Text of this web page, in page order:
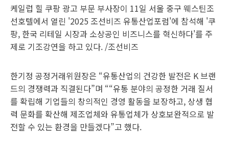
케일럽 힐 쿠팡 광고 부문 부사장이 11일 서울 중구 웨스틴조
선호텔에서 열린 '2025 조선비즈 유통산업포럼'에 참석해 '쿠
팡, 한국 리테일 시장과 소상공인 비즈니스를 혁신하다'를 주
제로 기조강연을 하고 있다. /조선비즈
한기정 공정거래위원장은 “유통산업의 건강한 발전은 K 브랜
드의 경쟁력과 직결된다”며 ““유통 분야의 공정한 거래 질서
를 확립해 기업들의 창의적인 경영 활동을 보장하고, 상생 협
력 문화를 확산해 제조업체와 유통업체가 상호보완적으로 발
전할 수 있는 환경을 만들겠다”고 했다.